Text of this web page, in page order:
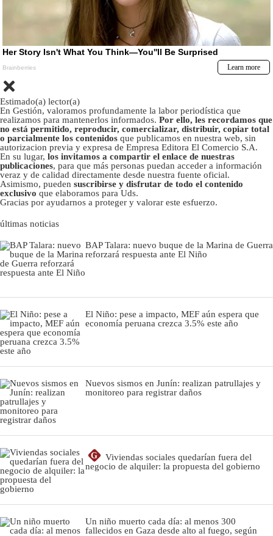
Estimado(a) lector(a)
En Gestión, valoramos profundamente la labor periodística que
realizamos para mantenerlos informados. Por ello, les recordamos que
no está permitido, reproducir, comercializar, distribuir, copiar total
o parcialmente los contenidos que publicamos en nuestra web, sin
autorizacion previa y expresa de Empresa Editora El Comercio S.A.
En su lugar, los invitamos a compartir el enlace de nuestras
publicaciones, para que más personas puedan acceder a información
veraz y de calidad directamente desde nuestra fuente oficial.
Asimismo, pueden suscribirse y disfrutar de todo el contenido
exclusivo que elaboramos para Uds.
Gracias por ayudarnos a proteger y valorar este esfuerzo.
últimas noticias
BAP Talara: nuevo buque de la Marina de Guerra
reforzará respuesta ante El Niño
El Niño: pese a impacto, MEF aún espera que
economía peruana crezca 3.5% este año
Nuevos sismos en Junín: realizan patrullajes y
monitoreo para registrar daños
G
Viviendas sociales quedarían fuera del
negocio de alquiler: la propuesta del gobierno
Un niño muerto cada día: al menos 300
fallecidos en Gaza desde alto al fuego, según